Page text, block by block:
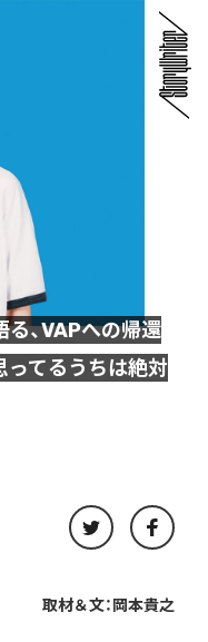
、VAPへの帰還
ってるうちは絶対
取材＆文：岡本貴之